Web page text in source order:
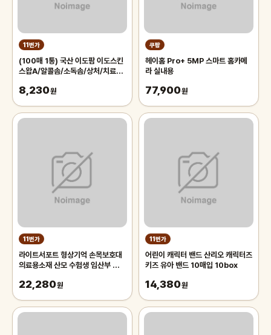
11번가
(100매 1통) 국산 이도팜 이도스킨
스왑A/알콜솜/소독솜/상처/치료/피
8,230원
쿠팡
헤이홈 Pro+ 5MP 스마트 홈카메
라 실내용
77,900원
11번가
라이트서포트 형상기억 손목보호대
의료용소재 산모 수험생 임산부 육아
22,280원
11번가
어린이 캐릭터 밴드 산리오 캐릭터즈
키즈 유아 밴드 10매입 10box
14,380원